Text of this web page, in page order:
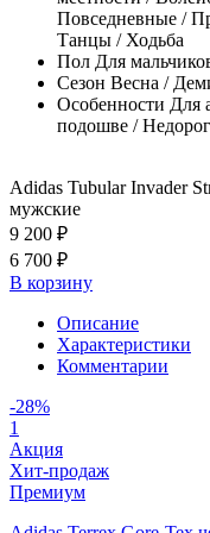
Повседневные /
Танцы / Ходьба
Пол Для
Сезон Весна /
Особенности Для
подошве /
Adidas Tubular Invader
мужские
9 200 ₽
6 700 ₽
В корзину
Описание
Характеристики
Комментарии
-28%
1
Акция
Хит-продаж
Премиум